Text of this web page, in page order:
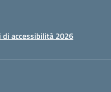
accessibilità 2026